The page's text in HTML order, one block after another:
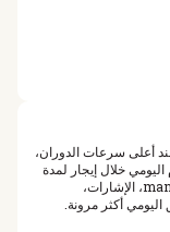
أعلى سرعات الدوران،
الاستخدام اليومي خلال إيجار لمدة
3 أيام. أزرار التحكم مُجمّعة حول عجلة القيادة (manettino، الإشارات،
أكثر مرونة.